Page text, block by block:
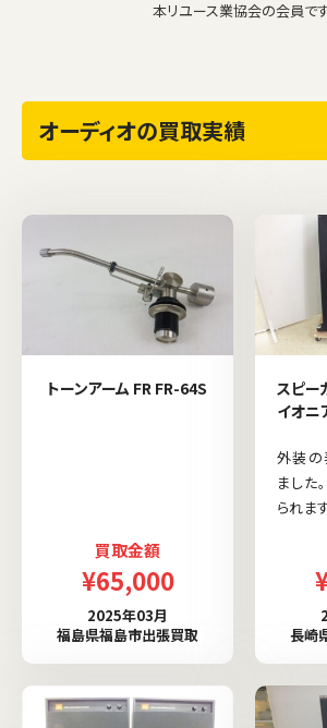
本リユース業協会の会員です
オーディオの買取実績
トーンアーム FR FR-64S
買取金額
¥65,000
2025年03月
福島県福島市出張買取
スピー
イオニ
外装の
ました
られます
長崎